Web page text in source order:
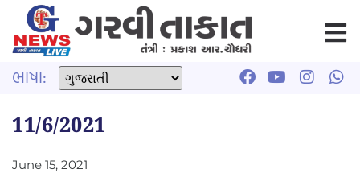
ભાષા:
11/6/2021
June 15, 2021